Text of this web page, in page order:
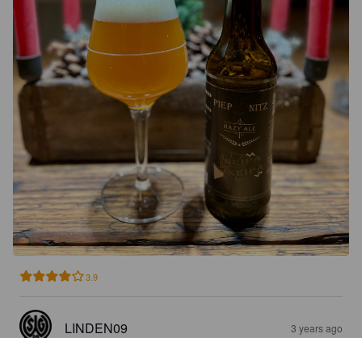
3.9
LINDEN09 3 years ago